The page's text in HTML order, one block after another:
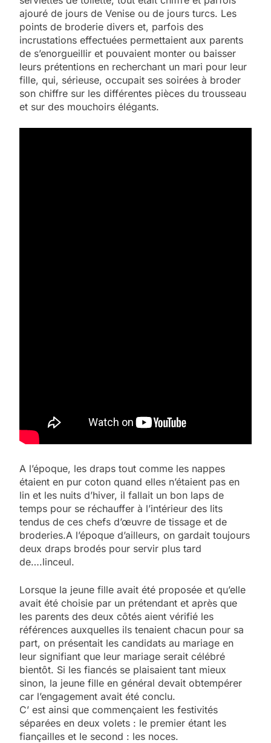
ajouré de jours de Venise ou de jours turcs. Les
points de broderie divers et, parfois des
incrustations effectuées permettaient aux parents
de s’enorgueillir et pouvaient monter ou baisser
leurs prétentions en recherchant un mari pour leur
fille, qui, sérieuse, occupait ses soirées à broder
son chiffre sur les différentes pièces du trousseau
et sur des mouchoirs élégants.
A l’époque, les draps tout comme les nappes
étaient en pur coton quand elles n’étaient pas en
lin et les nuits d’hiver, il fallait un bon laps de
temps pour se réchauffer à l’intérieur des lits
tendus de ces chefs d’œuvre de tissage et de
broderies.A l’époque d’ailleurs, on gardait toujours
deux draps brodés pour servir plus tard
de….linceul.
Lorsque la jeune fille avait été proposée et qu’elle
avait été choisie par un prétendant et après que
les parents des deux côtés aient vérifié les
références auxquelles ils tenaient chacun pour sa
part, on présentait les candidats au mariage en
leur signifiant que leur mariage serait célébré
bientôt. Si les fiancés se plaisaient tant mieux
sinon, la jeune fille en général devait obtempérer
car l’engagement avait été conclu.
C’ est ainsi que commençaient les festivités
séparées en deux volets : le premier étant les
fiançailles et le second : les noces.